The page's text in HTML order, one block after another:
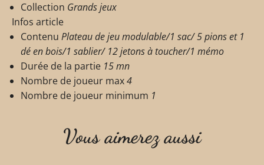
Collection Grands jeux
Infos article
Contenu Plateau de jeu modulable/1 sac/ 5 pions et 1
dé en bois/1 sablier/ 12 jetons à toucher/1 mémo
Durée de la partie 15 mn
Nombre de joueur max4
Nombre de joueur minimum 1
Vous aimerez aussi